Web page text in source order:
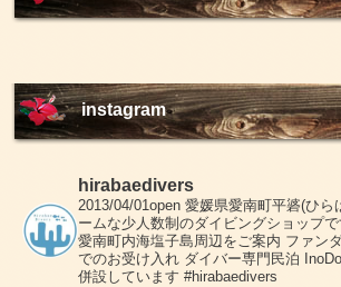
instagram
hirabaedivers
2013/04/01open 愛媛県愛南町平碆(ひら
ームな少人数制のダイビングショップで
愛南町内海塩子島周辺をご案内 ファン
でのお受け入れ ダイバー専門民泊
併設しています #hirabaedivers